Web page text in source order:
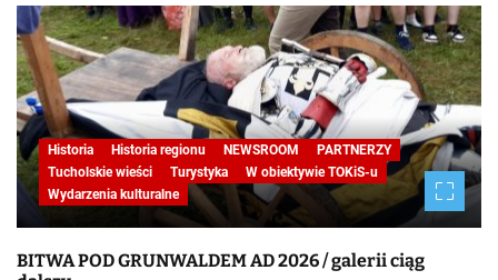
Historia Historia regionu NEWSROOM
PARTNERZY
STUDIO REPORTAŻU
Tucholskie wieści
W obiektywie TOKiS-u
Wydarzenia kulturalne
BITWA POD GRUNWALDEM AD 2026